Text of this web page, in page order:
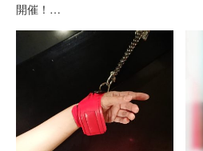
開催！…